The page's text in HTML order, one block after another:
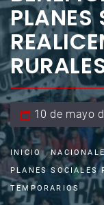
PLANES
10 de mayo
INICIO
PLANES SOCIALES
TEMPORARIOS